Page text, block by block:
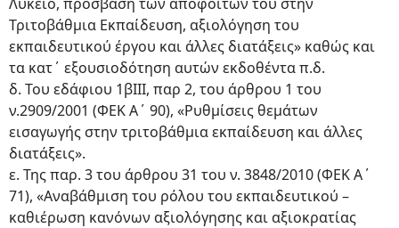
Τριτοβάθμια Εκπαίδευση, αξιολόγηση του
εκπαιδευτικού έργου και άλλες διατάξεις» καθώς και
τα κατ΄ εξουσιοδότηση αυτών εκδοθέντα π.δ.
δ. Του εδάφιου 1βΙΙΙ, παρ 2, του άρθρου 1 του
ν.2909/2001 (ΦΕΚ Α΄ 90), «Ρυθμίσεις θεμάτων
εισαγωγής στην τριτοβάθμια εκπαίδευση και άλλες
διατάξεις».
ε. Της παρ. 3 του άρθρου 31 του ν. 3848/2010 (ΦΕΚ Α΄
71), «Αναβάθμιση του ρόλου του εκπαιδευτικού –
καθιέρωση κανόνων αξιολόγησης και αξιοκρατίας